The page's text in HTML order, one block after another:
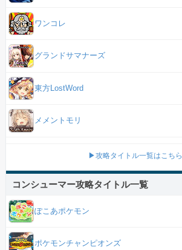
ワンコレ
グランドサマナーズ
東方LostWord
メメントモリ
▶攻略タイトル一覧はこちら
コンシューマー攻略タイトル一覧
ぽこあポケモン
ポケモンチャンピオンズ